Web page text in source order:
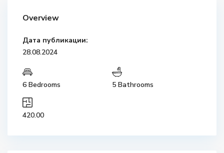
Overview
Дата публикации:
28.08.2024
6 Bedrooms 5 Bathrooms
420.00